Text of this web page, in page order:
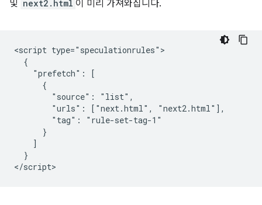
및 next2.html 이 미리 가져와집니다.
<script type="speculationrules">
  {
    "prefetch": [
      {
        "source": "list",
        "urls": ["next.html", "next2.html"],
        "tag": "rule-set-tag-1"
      }
    ]
  }